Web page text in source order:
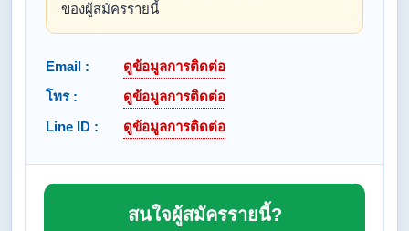
ของผู้สมัครรายนี้
Email :
ดูข้อมูลการติดต่อ
โทร :
ดูข้อมูลการติดต่อ
Line ID :
ดูข้อมูลการติดต่อ
สนใจผู้สมัครรายนี้?